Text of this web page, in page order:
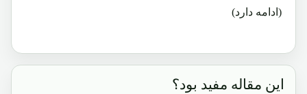
(ادامه دارد)
این مقاله مفید بود؟